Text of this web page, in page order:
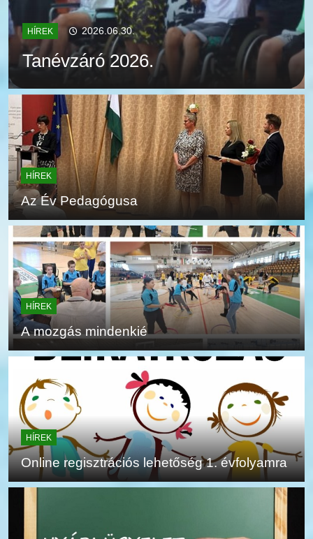
HÍREK 2026.06.30.
Tanévzáró 2026.
HÍREK
Az Év Pedagógusa
HÍREK
A mozgás mindenkié
HÍREK
Online regisztrációs lehetőség 1. évfolyamra